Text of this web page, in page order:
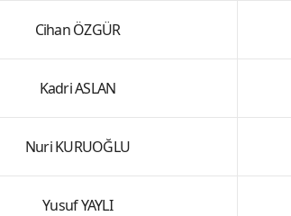
Cihan ÖZGÜR
Kadri ASLAN
Nuri KURUOĞLU
Yusuf YAYLI